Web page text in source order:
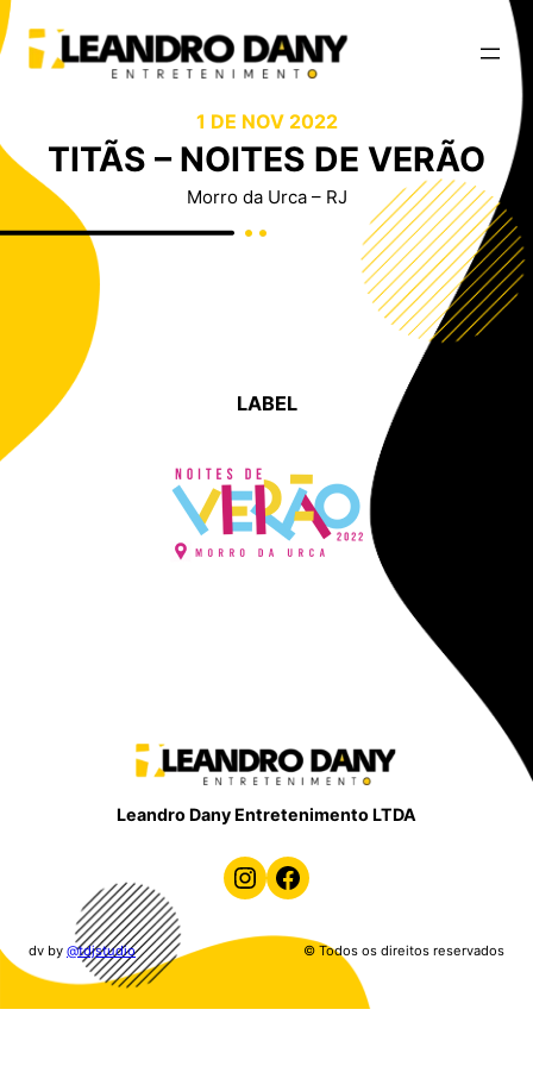
1 DE NOV 2022
TITÃS – NOITES DE VERÃO
Morro da Urca – RJ
LABEL
Leandro Dany Entretenimento LTDA
Instagram Facebook
dv by @tdjstudio © Todos os direitos reservados